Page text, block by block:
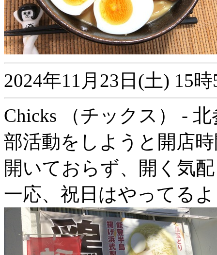
2024年11月23日(土) 15
Chicks （チックス） - 北
部活動をしようと開店
開いておらず、開く気
一応、祝日はやってる